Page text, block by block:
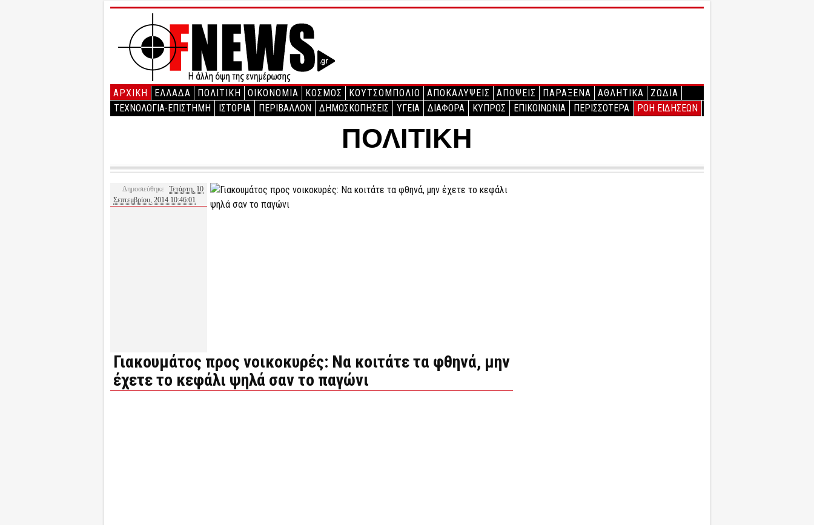
ΑΡΧΙΚΉ ΕΛΛΑΔΑ ΠΟΛΙΤΙΚΗ ΟΙΚΟΝΟΜΙΑ ΚΟΣΜΟΣ ΚΟΥΤΣΟΜΠΟΛΙΟ ΑΠΟΚΑΛΥΨΕΙΣ ΑΠΟΨΕΙΣ ΠΑΡΑΞΕΝΑ ΑΘΛΗΤΙΚΑ
ΖΩΔΙΑ
ΤΕΧΝΟΛΟΓΙΑ-ΕΠΙΣΤΗΜΗ
ΙΣΤΟΡΙΑ ΠΕΡΙΒΑΛΛΟΝ ΔΗΜΟΣΚΟΠΗΣΕΙΣ ΥΓΕΙΑ ΔΙΑΦΟΡΑ ΚΥΠΡΟΣ ΕΠΙΚΟΙΝΩΝΙΑ ΠΕΡΙΣΣΟΤΕΡΑ ΡΟΗ ΕΙΔΗΣΕΩΝ
ΠΟΛΙΤΙΚΗ
Δημοσιεύθηκε Τετάρτη, 10
Σεπτεμβρίου, 2014 10:46:01
Γιακουμάτος προς νοικοκυρές: Να κοιτάτε τα φθηνά, μην
έχετε το κεφάλι ψηλά σαν το παγώνι